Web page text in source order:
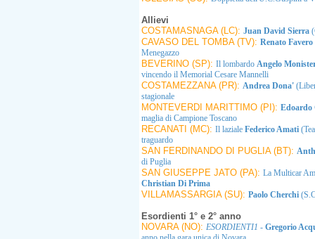
Allievi
COSTAMASNAGA (LC): Juan David Sierra
CAVASO DEL TOMBA (TV): Renato Favero
Menegazzo
BEVERINO (SP): Il lombardo Angelo
vincendo il Memorial Cesare Mannelli
COSTAMEZZANA (PR): Andrea Dona'
stagionale
MONTEVERDI MARITTIMO (PI):
maglia di Campione Toscano
RECANATI (MC): Il laziale Federico Amati
traguardo
SAN FERDINANDO DI PUGLIA (BT):
di Puglia
SAN GIUSEPPE JATO (PA): La Multicar
Christian Di Prima
VILLAMASSARGIA (SU): Paolo Cherchi
Esordienti 1° e 2° anno
NOVARA (NO): ESORDIENTI1 - Gregorio